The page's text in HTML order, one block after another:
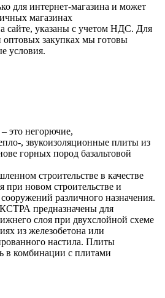
для интернет-магазина и может
магазинах
сайте, указаны с учетом НДС. Для
оптовых закупках мы готовы
условия.
негорючие,
, звукоизоляционные плиты из
горных пород базальтовой
строительстве в качестве
при новом строительстве и
различного назначения.
предназначены для
слоя при двухслойной схеме
из железобетона или
настила. Плиты
в комбинации с плитами